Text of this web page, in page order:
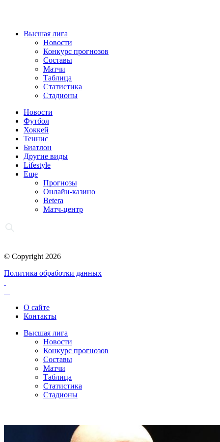
Высшая лига
Новости
Конкурс прогнозов
Составы
Матчи
Таблица
Статистика
Стадионы
Новости
Футбол
Хоккей
Теннис
Биатлон
Другие виды
Lifestyle
Еще
Прогнозы
Онлайн-казино
Betera
Матч-центр
© Copyright 2026
Политика обработки данных
О сайте
Контакты
Высшая лига
Новости
Конкурс прогнозов
Составы
Матчи
Таблица
Статистика
Стадионы